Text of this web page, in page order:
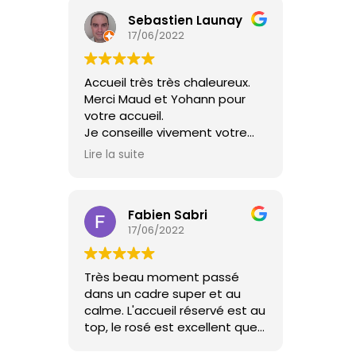
Sebastien Launay
17/06/2022
Accueil très très chaleureux.
Merci Maud et Yohann pour
votre accueil.
Je conseille vivement votre
mini ferme qui a tout d'une
Lire la suite
Fabien Sabri
17/06/2022
Très beau moment passé
dans un cadre super et au
calme. L'accueil réservé est au
top, le rosé est excellent que